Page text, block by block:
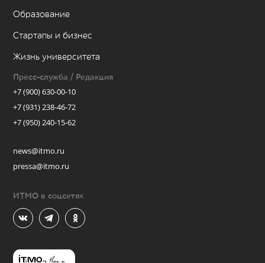
Образование
Стартапы и бизнес
Жизнь университета
Пресс-служба / Редакция
+7 (900) 630-00-10
+7 (931) 238-46-72
+7 (950) 240-15-62
news@itmo.ru
pressa@itmo.ru
ИТМО в соцсетях